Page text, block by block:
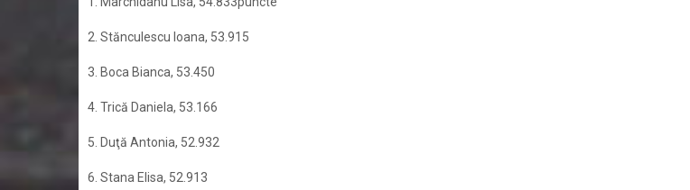
2. Stănculescu Ioana, 53.915
3. Boca Bianca, 53.450
4. Trică Daniela, 53.166
5. Duţă Antonia, 52.932
6. Stana Elisa, 52.913